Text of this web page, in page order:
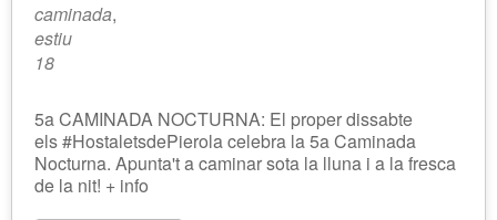
caminada,
estiu
18
5a CAMINADA NOCTURNA: El proper dissabte
els #HostaletsdePierola celebra la 5a Caminada
Nocturna. Apunta't a caminar sota la lluna i a la fresca
de la nit! + info